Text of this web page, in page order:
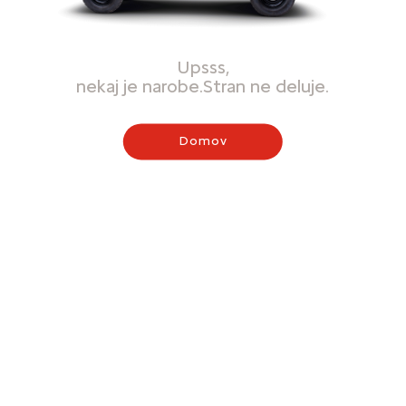
Upsss,
nekaj je narobe.Stran ne deluje.
Domov